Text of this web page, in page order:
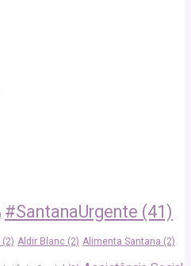
#SantanaUrgente (41)
(2) Aldir Blanc (2) Alimenta Santana (2)